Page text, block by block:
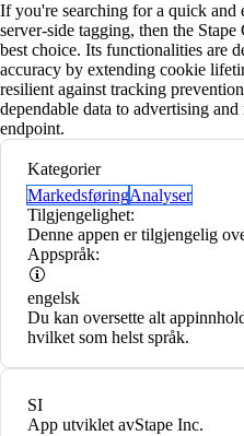
If you're searching for a quick and
server-side tagging, then the
best choice. Its functionalities are
accuracy by extending cookie
resilient against tracking
dependable data to advertising
endpoint.
Kategorier
MarkedsføringAnalyser
Tilgjengelighet:
Denne appen er tilgjengelig
Appspråk:
engelsk
Du kan oversette alt
hvilket som helst språk.
SI
App utviklet avStape Inc.